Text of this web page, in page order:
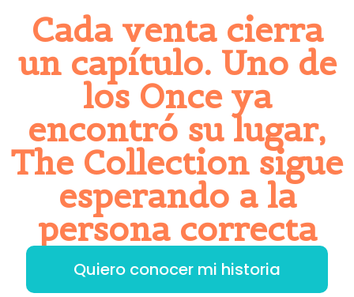
Cada venta cierra
un capítulo. Uno de
los Once ya
encontró su lugar,
The Collection sigue
esperando a la
persona correcta
Quiero conocer mi historia